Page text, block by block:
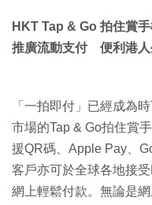
HKT Tap & Go 拍住賞
推廣流動支付 便利港人
「一拍即付」已經成為
市場的Tap & Go拍住賞
援QR碼、Apple Pay、
客戶亦可於全球各地接
網上輕鬆付款。無論是